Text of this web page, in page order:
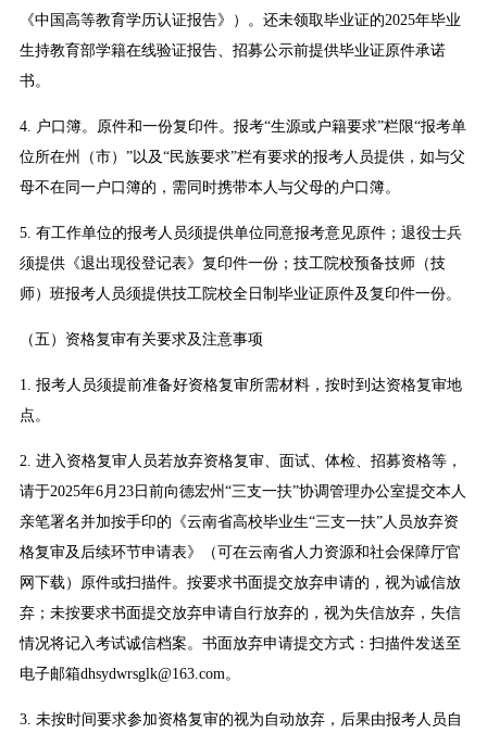
《中国高等教育学历认证报告》）。还未领取毕业证的2025年毕业
生持教育部学籍在线验证报告、招募公示前提供毕业证原件承诺
书。
4. 户口簿。原件和一份复印件。报考“生源或户籍要求”栏限“报考单
位所在州（市）”以及“民族要求”栏有要求的报考人员提供，如与父
母不在同一户口簿的，需同时携带本人与父母的户口簿。
5. 有工作单位的报考人员须提供单位同意报考意见原件；退役士兵
须提供《退出现役登记表》复印件一份；技工院校预备技师（技
师）班报考人员须提供技工院校全日制毕业证原件及复印件一份。
（五）资格复审有关要求及注意事项
1. 报考人员须提前准备好资格复审所需材料，按时到达资格复审地
点。
2. 进入资格复审人员若放弃资格复审、面试、体检、招募资格等，
请于2025年6月23日前向德宏州“三支一扶”协调管理办公室提交本人
亲笔署名并加按手印的《云南省高校毕业生“三支一扶”人员放弃资
格复审及后续环节申请表》（可在云南省人力资源和社会保障厅官
网下载）原件或扫描件。按要求书面提交放弃申请的，视为诚信放
弃；未按要求书面提交放弃申请自行放弃的，视为失信放弃，失信
情况将记入考试诚信档案。书面放弃申请提交方式：扫描件发送至
电子邮箱dhsydwrsglk@163.com。
3. 未按时间要求参加资格复审的视为自动放弃，后果由报考人员自